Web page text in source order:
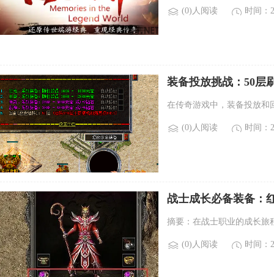
(0)人阅读 时间：
装备投放挑战：50层
在传奇游戏中，装备投放和
(0)人阅读 时间：
战士成长必备装备：
摘要：在战士职业的成长旅
(0)人阅读 时间：